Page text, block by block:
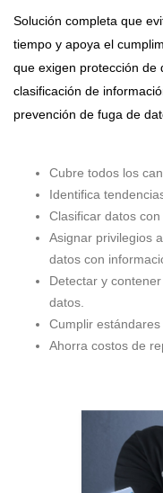
Solución completa que
tiempo y apoya el
que exigen protección de
clasificación de
prevención de fuga de
Cubre todos los
Identifica
Clasificar datos
Asignar privilegios
datos con
Detectar y
datos.
Cumplir estándares
Ahorra costos de